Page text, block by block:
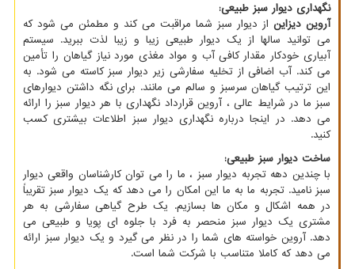
نگهداری دیوار سبز طبیعی:
آروین دیزاین از دیوار سبز شما مراقبت می کند و مطمئن می شود که
می توانید سالها از یک دیوار طبیعی زیبا و زیبا لذت ببرید. سیستم
آبیاری خودکار مقدار کافی آب و مواد مغذی مورد نیاز گیاهان را تأمین
می کند. آب اضافی از تخلیه سفارشی زیر دیوار سبز کاسته می شود. به
این ترتیب گیاهان سرسبز و سالم می مانند. برای نگه داشتن دیوارهای
سبز ما در شرایط عالی ، آروین قرارداد نگهداری با هر دیوار سبز را ارائه
می دهد. در اینجا درباره نگهداری دیوار سبز اطلاعات بیشتری کسب
کنید.
ساخت دیوار سبز طبیعی:
با چندین دهه تجربه دیوار سبز ، ما را می توان کارشناسان واقعی دیوار
سبز نامید. تجربه ما به ما این امکان را می دهد که یک دیوار سبز تقریباً
در همه اشکال و مکان ها بسازیم. یک طرح گیاهی سفارشی به هر
مشتری یک دیوار سبز منحصر به فرد با جلوه ای پویا و طبیعی می
دهد. آروین خواسته های شما را در نظر می گیرد و یک دیوار سبز ارائه
می دهد که کاملا متناسب با شرکت شما است.